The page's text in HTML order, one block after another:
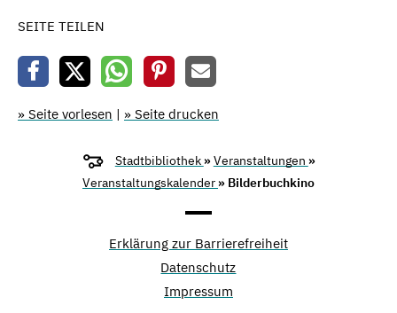
SEITE TEILEN
» Seite vorlesen | » Seite drucken
Stadtbibliothek »Veranstaltungen »
Veranstaltungskalender » Bilderbuchkino
Erklärung zur Barrierefreiheit
Datenschutz
Impressum